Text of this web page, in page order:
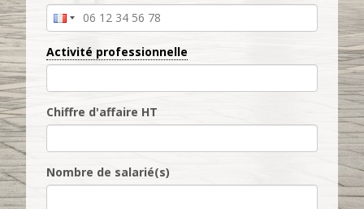
Activité professionnelle
Chiffre d'affaire HT
Nombre de salarié(s)